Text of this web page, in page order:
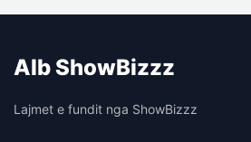
Alb ShowBizzz
Lajmet e fundit nga ShowBizzz